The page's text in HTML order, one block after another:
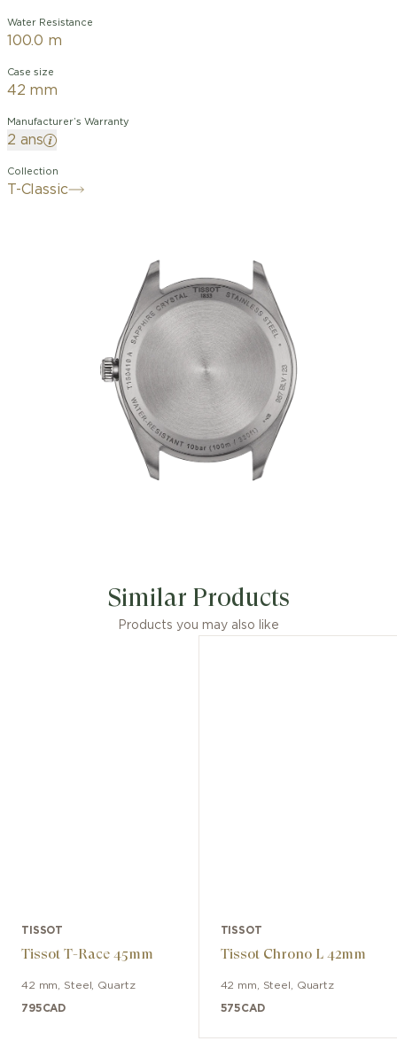
Water Resistance
100.0 m
Case size
42 mm
Manufacturer’s Warranty
2 ans
Collection
T-Classic
synonyme de précision ("P"), de
robustesse ("R") ainsi que d'étanchéité
jusqu'à une pression de 10 bars (100
m).Réunissant les meilleures
caractéristiques des montres Tissot, le
nouveau design offre un grand cadran
grâce à la lunette étroite et confère
finesse et élégance à ce garde-temps.
Un grand choix de cadrans brossés ou
soleillés est disponible, sans pour
Similar Products
Products you may also like
TISSOT
Tissot T-Race 45mm
42 mm Steel Quartz
795CAD
TISSOT
Tissot Chrono L 42mm
42 mm Steel Quartz
575CAD